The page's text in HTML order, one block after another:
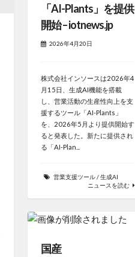
「AI-Plants」を提供
開始 – iotnews.jp
2026年4月20日
株式会社インソースは2026年4
月15日、生成AI機能を搭載
し、営業活動の生産性向上を支
援するツール「AI-Plants」
を、2026年5月より提供開始す
ると発表した。新たに提供され
る「AI-Plan...
営業支援ツール/生成AI
ニュースを読む
国産